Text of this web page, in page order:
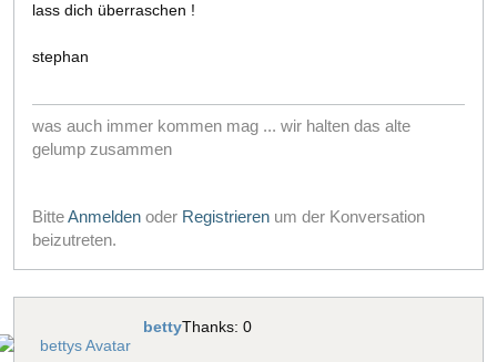
lass dich überraschen !
stephan
was auch immer kommen mag ... wir halten das alte
gelump zusammen
BitteAnmelden oder Registrieren um der Konversation
beizutreten.
bettyThanks: 0